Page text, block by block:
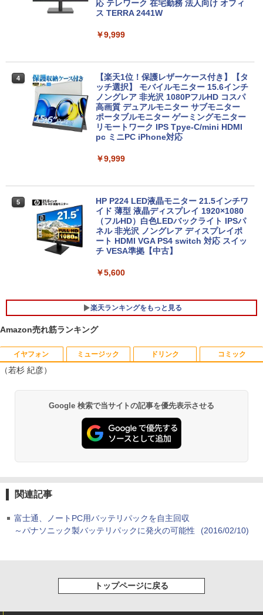
Webカメラ zoom 軽量薄型 無線 型番更
新で在庫処分
￥9,980
4
中古ノートパソコン Core i3/i5選択可 Wi
ndows11 Pro WPS Office 2024付き メ
モリ8GB SSD1TB 15.6型 テンキー ビジ
ネス 在宅勤務 学生向け 福袋2026
￥11,900
i5/メモリ:8GB/SSD:128GB/12型液晶/Wi
fi/Bluetooth/Office/USB-C/HDMI/中古パ
ソコン ノートパソコン モバイルパソコン
Windows11 Windows10
￥11,999
￥32,980
ore i5 Windows 11 Pro 中古 アウトレッ
ト 返品 送料無料 中古デスクトップパソ
コン 中古パソコン デスクトップパソコン
デスクトップ PC ミニPC OFFICE付き
￥37,400
12GB USB3.0 初期設定済み キーボー
ド・マウス付属
￥59,800
応 テレワーク 在宅勤務 法人向け オフィ
ス TERRA 2441W
￥9,999
4
【楽天1位！保護レザーケース付き】【タ
ッチ選択】 モバイルモニター 15.6インチ
ノングレア 非光沢 1080PフルHD コスパ
高画質 デュアルモニター サブモニター
ポータブルモニター ゲーミングモニター
リモートワーク IPS Tpye-C/mini HDMI
pc ミニPC iPhone対応
￥9,999
5
HP P224 LED液晶モニター 21.5インチワ
イド 薄型 液晶ディスプレイ 1920×1080
（フルHD）白色LEDバックライト IPSパ
ネル 非光沢 ノングレア ディスプレイポ
ート HDMI VGA PS4 switch 対応 スイッ
チ VESA準拠【中古】
￥5,600
楽天ランキングをもっと見る
1
はだしのゲン（全7巻セット） （中公文
￥5,852
【中古】ギリシャ語辞典/大学書林/古川晴
ちいかわ なんか小さくてかわいいやつ
（4）なんか小さくてためになる豆本付き
4 小学館の図鑑NEO／1〜10巻セット
Amazon売れ筋ランキング
イヤフォン
￥7,990
￥14,990
ミュージック
[Explicit]
￥250
ドリンク
富士山の天然水 バナジウム含有 水 ミネラル
ウォーター ペットボトル 静岡県産 500ミリリ
ットル (Smart Basic)
￥1,380
￥1,112
￥1,117
コミック
ンガンコミックス)
￥770
￥594
（若杉 紀彦）
Google 検索で当サイトの記事を優先表示させる
関連記事
富士通、ノートPC用バッテリパックを自主回収
～パナソニック製バッテリパックに発火の可能性
(2016/02/10)
トップページに戻る